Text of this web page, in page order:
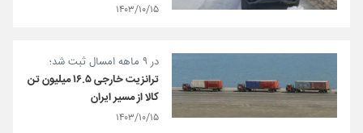
۱۴۰۳/۱۰/۱۵
در ۹ ماهه امسال ثبت شد؛
ترانزیت خارجی ۱۶.۵ میلیون تن
کالا از مسیر ایران
۱۴۰۳/۱۰/۱۵